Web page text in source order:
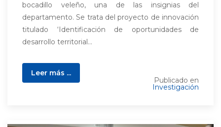
bocadillo veleño, una de las insignias del
departamento. Se trata del proyecto de innovación
titulado ‘Identificación de oportunidades de
desarrollo territorial...
Leer más ...
Publicado en
Investigación